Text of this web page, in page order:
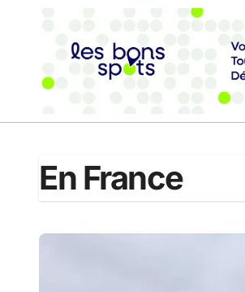
En France